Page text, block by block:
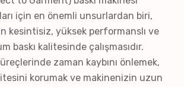
için en önemli unsurlardan biri,
kesintisiz, yüksek performanslı ve
baskı kalitesinde çalışmasıdır.
zaman kaybını önlemek,
korumak ve makinenizin uzun